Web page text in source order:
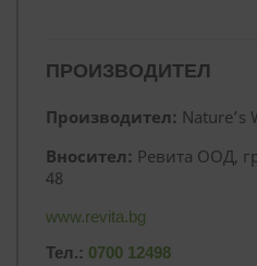
ПРОИЗВОДИТЕЛ
Производител: Nature’s
Вносител: Ревита ООД,
48
www.revita.bg
Тел.: 0700 12498